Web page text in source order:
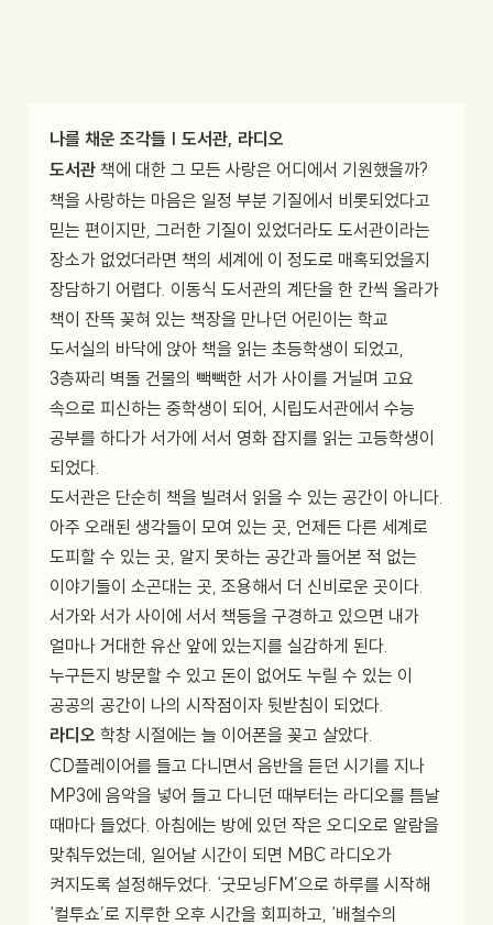
나를 채운 조각들 | 도서관, 라디오
도서관 책에 대한 그 모든 사랑은 어디에서 기원했을까?
책을 사랑하는 마음은 일정 부분 기질에서 비롯되었다고
믿는 편이지만, 그러한 기질이 있었더라도 도서관이라는
장소가 없었더라면 책의 세계에 이 정도로 매혹되었을지
장담하기 어렵다. 이동식 도서관의 계단을 한 칸씩 올라가
책이 잔뜩 꽂혀 있는 책장을 만나던 어린이는 학교
도서실의 바닥에 앉아 책을 읽는 초등학생이 되었고,
3층짜리 벽돌 건물의 빽빽한 서가 사이를 거닐며 고요
속으로 피신하는 중학생이 되어, 시립도서관에서 수능
공부를 하다가 서가에 서서 영화 잡지를 읽는 고등학생이
되었다.
도서관은 단순히 책을 빌려서 읽을 수 있는 공간이 아니다.
아주 오래된 생각들이 모여 있는 곳, 언제든 다른 세계로
도피할 수 있는 곳, 알지 못하는 공간과 들어본 적 없는
이야기들이 소곤대는 곳, 조용해서 더 신비로운 곳이다.
서가와 서가 사이에 서서 책등을 구경하고 있으면 내가
얼마나 거대한 유산 앞에 있는지를 실감하게 된다.
누구든지 방문할 수 있고 돈이 없어도 누릴 수 있는 이
공공의 공간이 나의 시작점이자 뒷받침이 되었다.
라디오 학창 시절에는 늘 이어폰을 꽂고 살았다.
CD플레이어를 들고 다니면서 음반을 듣던 시기를 지나
MP3에 음악을 넣어 들고 다니던 때부터는 라디오를 틈날
때마다 들었다. 아침에는 방에 있던 작은 오디오로 알람을
맞춰두었는데, 일어날 시간이 되면 MBC 라디오가
켜지도록 설정해두었다. ‘굿모닝FM’으로 하루를 시작해
‘컬투쇼’로 지루한 오후 시간을 회피하고, ‘배철수의